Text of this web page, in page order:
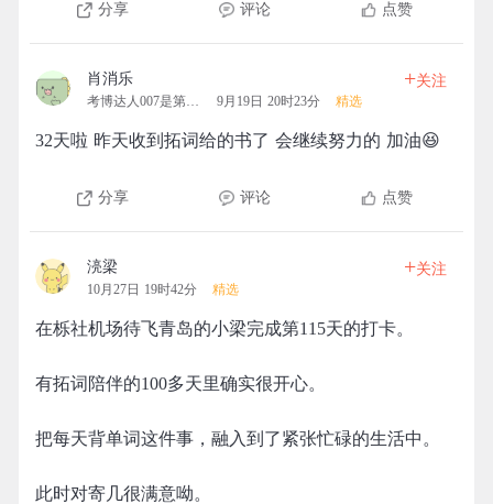
分享 评论 点赞
肖消乐
考博达人007是第一名的团 9月19日 20时23分 精选
+关注
32天啦 昨天收到拓词给的书了 会继续努力的 加油😆
分享 评论 点赞
湸梁
10月27日 19时42分 精选
+关注
在栎社机场待飞青岛的小梁完成第115天的打卡。
有拓词陪伴的100多天里确实很开心。
把每天背单词这件事，融入到了紧张忙碌的生活中。
此时对寄几很满意呦。